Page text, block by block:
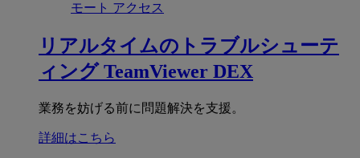
モート アクセス
リアルタイムのトラブルシューテ
ィング TeamViewer DEX
業務を妨げる前に問題解決を支援。
詳細はこちら